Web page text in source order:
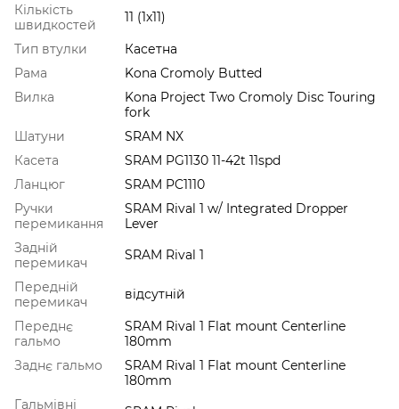
Кількість
швидкостей
11 (1x11)
Тип втулки
Касетна
Рама
Kona Cromoly Butted
Вилка
Kona Project Two Cromoly Disc Touring
fork
Шатуни
SRAM NX
Касета
SRAM PG1130 11-42t 11spd
Ланцюг
SRAM PC1110
Ручки
перемикання
SRAM Rival 1 w/ Integrated Dropper
Lever
Задній
перемикач
SRAM Rival 1
Передній
перемикач
відсутній
Переднє
гальмо
SRAM Rival 1 Flat mount Centerline
180mm
Заднє гальмо
SRAM Rival 1 Flat mount Centerline
180mm
Гальмівні